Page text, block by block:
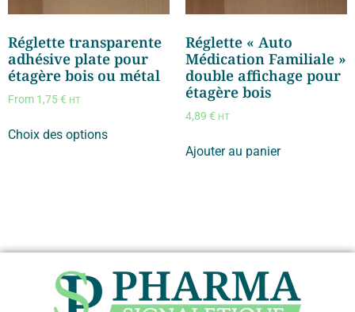
Réglette transparente
adhésive plate pour
étagère bois ou métal
From 1,75€ HT
Choix des options
Réglette « Auto
Médication Familiale »
double affichage pour
étagère bois
4,89 € HT
Ajouter au panier